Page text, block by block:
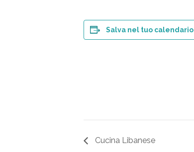
Salva nel tuo calendario
Cucina Libanese